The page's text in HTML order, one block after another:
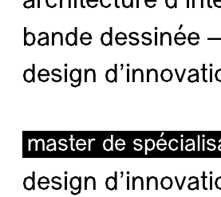
bande dessinée
design
master de
design